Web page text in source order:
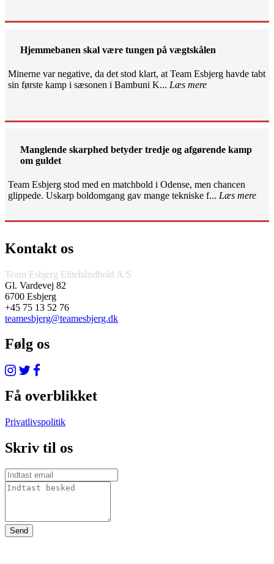
Hjemmebanen skal være tungen på vægtskålen
Minerne var negative, da det stod klart, at Team Esbjerg havde tabt
sin første kamp i sæsonen i Bambuni K... Læs mere
Manglende skarphed betyder tredje og afgørende kamp
om guldet
Team Esbjerg stod med en matchbold i Odense, men chancen
glippede. Uskarp boldomgang gav mange tekniske f... Læs mere
Kontakt os
Team Esbjerg Elitehåndbold A/S
Gl. Vardevej 82
6700 Esbjerg
+45 75 13 52 76
teamesbjerg@teamesbjerg.dk
Følg os
Få overblikket
Privatlivspolitik
Skriv til os